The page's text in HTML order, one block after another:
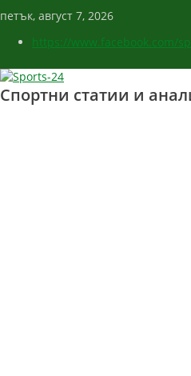
петък, август 7, 2026
https://www.facebook.com/
Спортни статии и